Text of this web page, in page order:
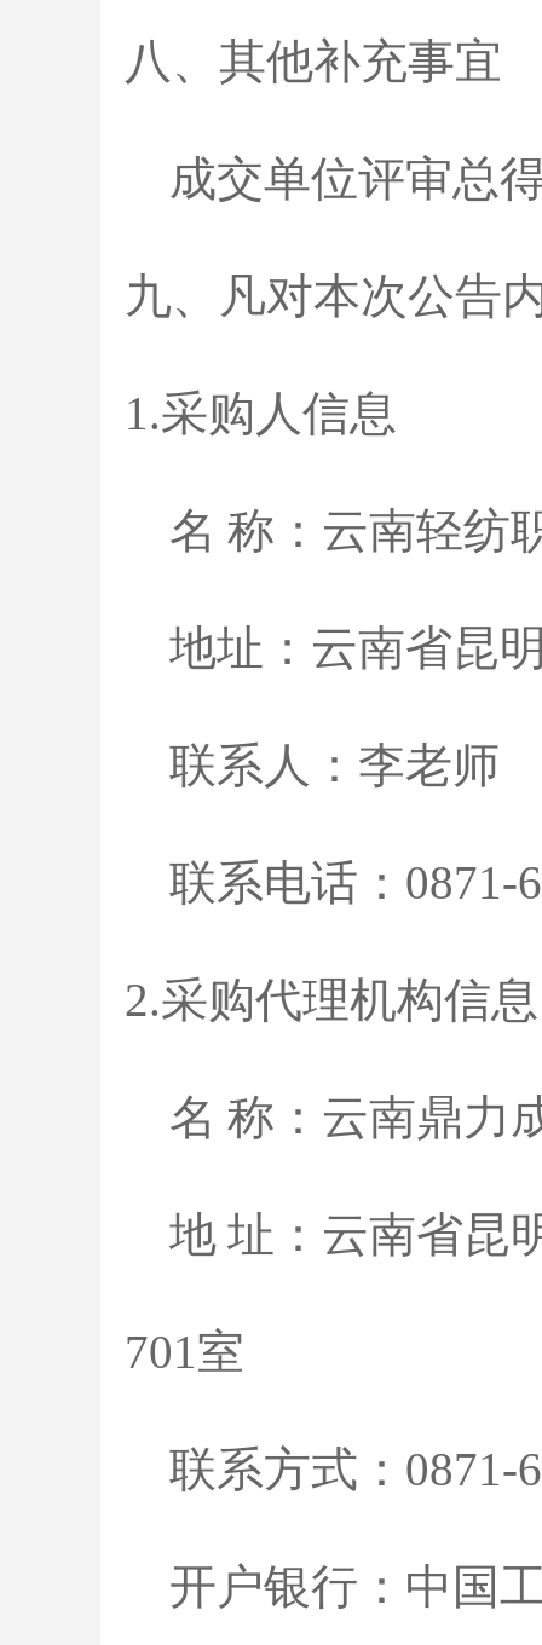
八、其他补充事宜
成交单位评审总
九、凡对本次公告
1.采购人信息
名 称： 云南轻纺
地址： 云南省昆
联系人： 李老师
联系电话： 0871-
2.采购代理机构信息
名 称：云南鼎力
地 址：云南省昆
701室
联系方式： 0871-
开户银行：中国